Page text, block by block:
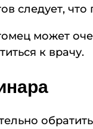
следует, что
может
к врачу.